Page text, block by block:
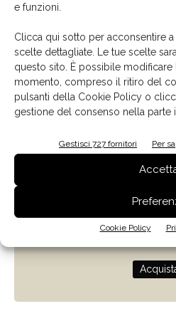
e funzioni.
Clicca qui sotto per acconsentire
scelte dettagliate. Le tue scelte
questo sito. È possibile
momento, compreso il ritiro del
pulsanti della Cookie Policy o
gestione del consenso nella parte
Gestisci 727 fornitori Per
Cookie Policy
Progettare con la
di Giulio